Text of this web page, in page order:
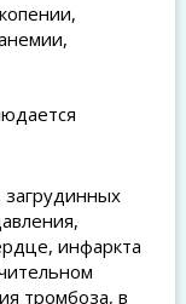
загрудинных
инфаркта
тромбоза, в